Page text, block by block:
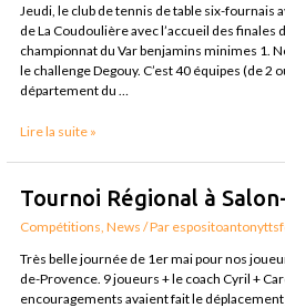
Jeudi, le club de tennis de table six-fournais
de La Coudoulière avec l’accueil des finales
championnat du Var benjamins minimes 1.
le challenge Degouy. C’est 40 équipes (de 2
département du …
du
Var
benjamins
minimes
Lire la suite »
Tournoi Régional à
Compétitions ,News / Par
Très belle journée de 1er mai pour nos
de-Provence. 9 joueurs + le coach Cyril +
encouragements avaient fait le déplacement
Tournoi
Régional
à
Salon-
de-